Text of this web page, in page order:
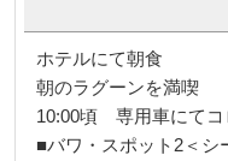
ホテルにて朝食
朝のラグーンを満喫
10:00頃 専用車にてコ
■バワ・スポット2＜シ